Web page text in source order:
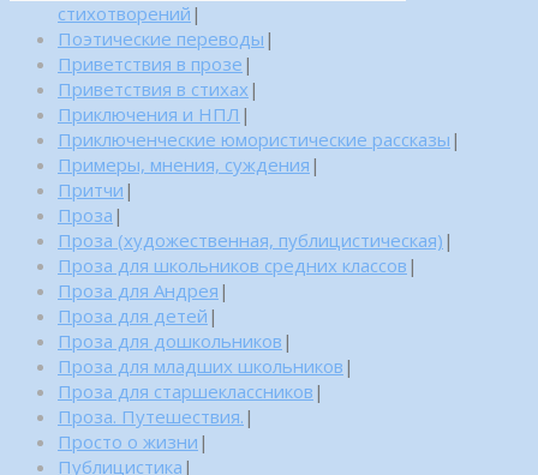
стихотворений |
Поэтические переводы |
Приветствия в прозе |
Приветствия в стихах |
Приключения и НПЛ |
Приключенческие юмористические рассказы |
Примеры, мнения, суждения |
Притчи |
Проза |
Проза (художественная, публицистическая) |
Проза для школьников средних классов |
Проза для Андрея |
Проза для детей |
Проза для дошкольников |
Проза для младших школьников |
Проза для старшеклассников |
Проза. Путешествия. |
Просто о жизни |
Публицистика |